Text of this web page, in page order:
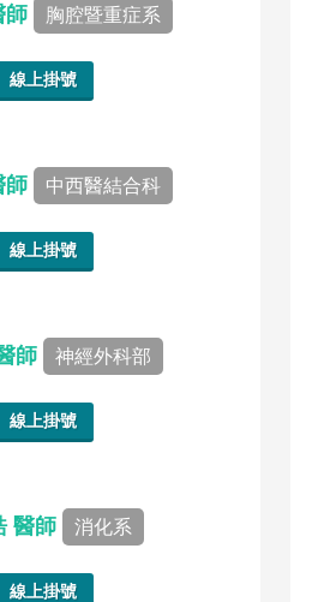
師 胸腔暨重症系
線上掛號
師 中西醫結合科
線上掛號
師 神經外科部
線上掛號
醫師 消化系
線上掛號